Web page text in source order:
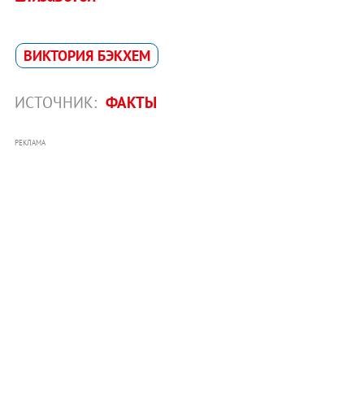
ВИКТОРИЯ БЭКХЕМ
ИСТОЧНИК: ФАКТЫ
РЕКЛАМА